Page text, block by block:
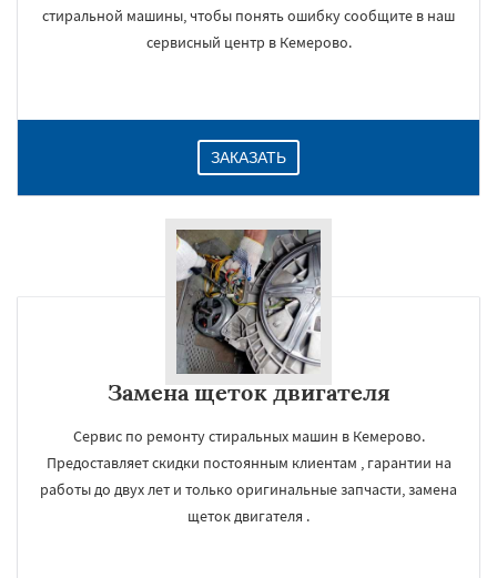
стиральной машины, чтобы понять ошибку сообщите в наш
сервисный центр в Кемерово.
ЗАКАЗАТЬ
Замена щеток двигателя
Сервис по ремонту стиральных машин в Кемерово.
Предоставляет скидки постоянным клиентам , гарантии на
работы до двух лет и только оригинальные запчасти, замена
щеток двигателя .